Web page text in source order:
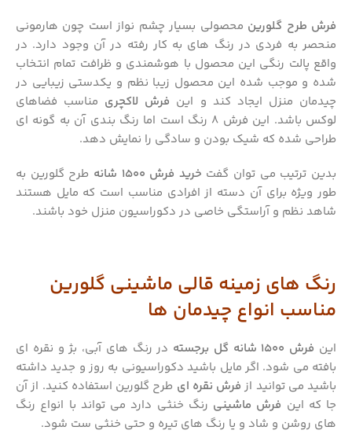
فرش طرح گلورین محصولی بسیار چشم نواز است چون هارمونی
منحصر به فردی در رنگ های به کار رفته در آن وجود دارد. در
واقع پالت رنگی این محصول با هوشمندی و ظرافت تمام انتخاب
شده و موجب شده این محصول زیبا نظم و یکدستی زیبایی در
چیدمان منزل ایجاد کند و این فرش لاکچری مناسب فضاهای
لوکس باشد. این فرش 8 رنگ است اما رنگ بندی آن به گونه ای
طراحی شده که شیک بودن و سادگی را نمایش دهد.
بدین ترتیب می توان گفت خرید فرش 1500 شانه
طرح گلورین به
طور ویژه برای آن دسته از افرادی مناسب است که مایل هستند
شاهد نظم و آراستگی خاصی در دکوراسیون منزل خود باشند.
رنگ های زمینه قالی ماشینی گلورین
مناسب انواع چیدمان ها
این فرش 1500 شانه گل برجسته
در رنگ های آبی، بژ و نقره ای
بافته می شود. اگر مایل باشید دکوراسیونی به روز و جدید داشته
باشید می توانید از فرش نقره ای طرح گلورین استفاده کنید. از آن
جا که این فرش ماشینی رنگ خنثی دارد می تواند با انواع رنگ
های روشن و شاد و یا رنگ های تیره و حتی خنثی ست شود.